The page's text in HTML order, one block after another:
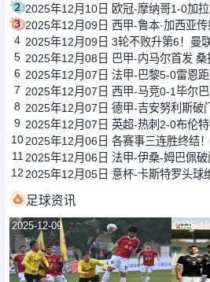
2
3
4
5
6
7
8
9
10
11
12 2025年12月05日 意杯-卡斯特罗头球
足球资讯
2025-12-09 2025-